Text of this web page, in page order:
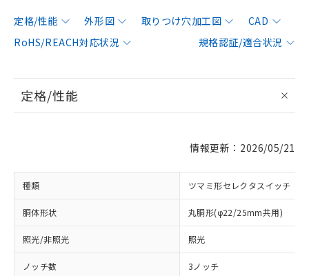
定格/性能 外形図 取りつけ穴加工図
CAD
RoHS/REACH対応状況
規格認証/適合状況
定格/性能
情報更新：2026/05/21
種類 ツマミ形セレクタスイッチ
胴体形状 丸胴形(φ22/25mm共用)
照光/非照光 照光
ノッチ数 3ノッチ